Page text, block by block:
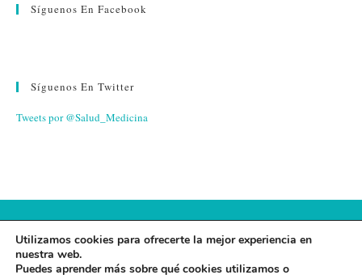
Síguenos En Facebook
Síguenos En Twitter
Tweets por @Salud_Medicina
AVISO LEGAL·POLÍTICA DE PRIVACIDAD·POLÍTICA DE
Utilizamos cookies para ofrecerte la mejor experiencia en
nuestra web.
Puedes aprender más sobre qué cookies utilizamos o